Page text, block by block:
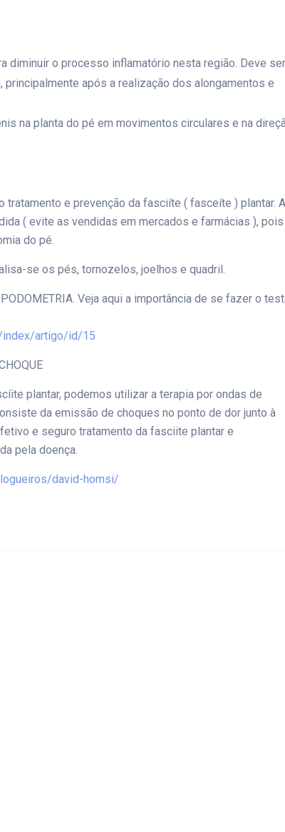
diminuir o processo inflamatório nesta região. Deve ser
principalmente após a realização dos alongamentos e
na planta do pé em movimentos circulares e na
tratamento e prevenção da fasciíte ( fasceíte ) plantar. A
( evite as vendidas em mercados e farmácias ), pois
do pé.
se os pés, tornozelos, joelhos e quadril.
Veja aqui a importância de se fazer o
index/artigo/id/15
plantar, podemos utilizar a terapia por ondas de
da emissão de choques no ponto de dor junto à
e seguro tratamento da fasciite plantar e
pela doença.
david-homsi/